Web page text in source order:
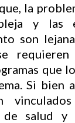
la
y las
son
requieren
que
Si bien
de salud y